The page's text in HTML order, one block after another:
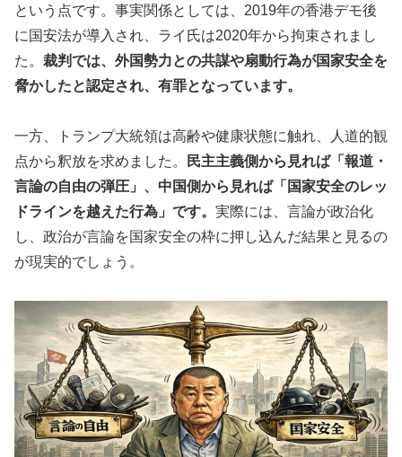
という点です。事実関係としては、2019年の香港デモ後
に国安法が導入され、ライ氏は2020年から拘束されまし
た。 裁判では、外国勢力との共謀や扇動行為が国家安全を
脅かしたと認定され、有罪となっています。
一方、トランプ大統領は高齢や健康状態に触れ、人道的観
点から釈放を求めました。
民主主義側から見れば「報道・
言論の自由の弾圧」、中国側から見れば「国家安全のレッ
ドラインを越えた行為」です。 実際には、言論が政治化
し、政治が言論を国家安全の枠に押し込んだ結果と見るの
が現実的でしょう。